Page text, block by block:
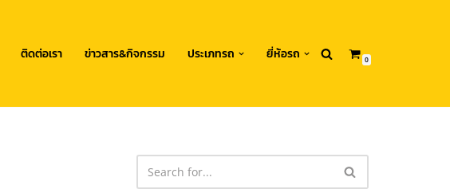
ติดต่อเรา ข่าวสาร&กิจกรรม ประเภทรถ ยี่ห้อรถ 0